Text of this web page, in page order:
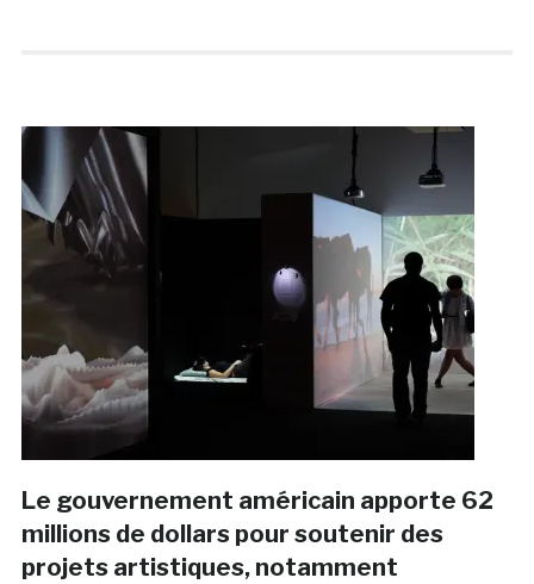
Le gouvernement américain apporte 62
millions de dollars pour soutenir des
projets artistiques, notamment